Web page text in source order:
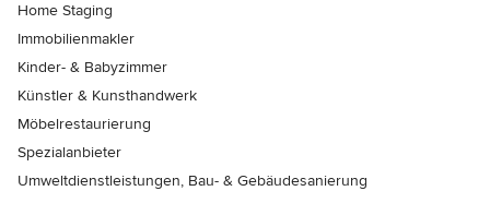
Home Staging
Immobilienmakler
Kinder- & Babyzimmer
Künstler & Kunsthandwerk
Möbelrestaurierung
Spezialanbieter
Umweltdienstleistungen, Bau- & Gebäudesanierung